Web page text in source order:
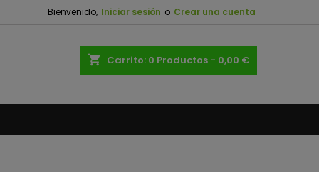
Bienvenido, Iniciar sesión o Crear una cuenta
shopping_cart Carrito: 0 Productos - 0,00 €